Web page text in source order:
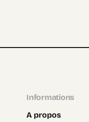
Informations
A propos